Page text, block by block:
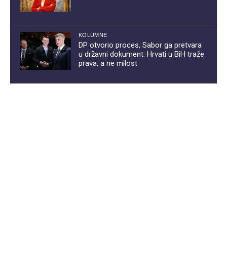
KOLUMNE
DP otvorio proces, Sabor ga pretvara
u državni dokument: Hrvati u BiH traže
prava, a ne milost